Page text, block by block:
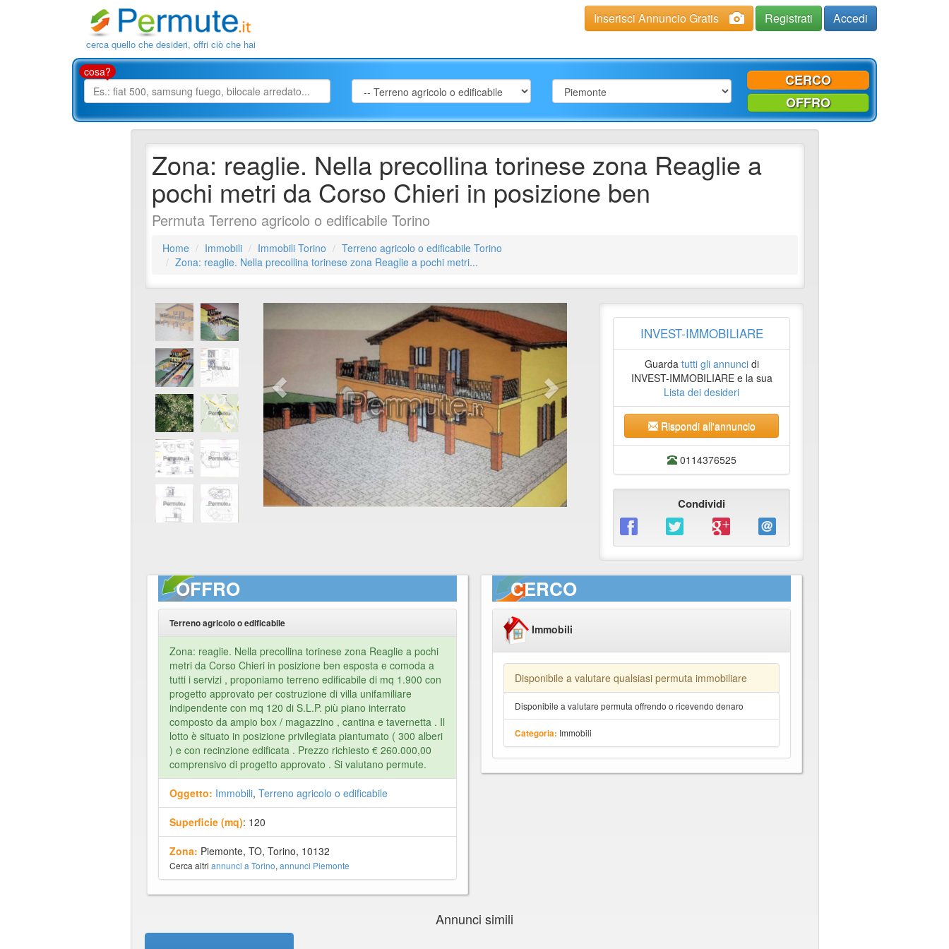
cerca quello che desideri, offri ciò che hai
Inserisci Annuncio Gratis Registrati Accedi
cosa?
CERCO
OFFRO
Zona: reaglie. Nella precollina torinese zona Reaglie a
pochi metri da Corso Chieri in posizione ben
Permuta Terreno agricolo o edificabile Torino
Home Immobili Immobili Torino
Terreno agricolo o edificabile Torino
Zona: reaglie. Nella precollina torinese zona Reaglie a pochi metri...
INVEST-IMMOBILIARE
Guarda tutti gli annuncidi
INVEST-IMMOBILIARE e la sua
Lista dei desideri
Rispondi all'annuncio
0114376525
Condividi
OFFRO
Terreno agricolo o edificabile
Zona: reaglie. Nella precollina torinese zona Reaglie a pochi
metri da Corso Chieri in posizione ben esposta e comoda a
tutti i servizi , proponiamo terreno edificabile di mq 1.900 con
progetto approvato per costruzione di villa unifamiliare
indipendente con mq 120 di S.L.P. più piano interrato
composto da ampio box / magazzino , cantina e tavernetta . Il
lotto è situato in posizione privilegiata piantumato ( 300 alberi
) e con recinzione edificata . Prezzo richiesto € 260.000,00
comprensivo di progetto approvato . Si valutano permute.
Oggetto: Immobili, Terreno agricolo o edificabile
Superficie (mq): 120
Zona: Piemonte, TO, Torino, 10132
Cerca altri annunci a Torino, annunci Piemonte
CERCO
Immobili
Disponibile a valutare qualsiasi permuta immobiliare
Disponibile a valutare permuta offrendo o ricevendo denaro
Categoria: Immobili
Annunci simili